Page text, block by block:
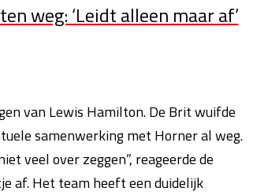
weg: ‘Leidt alleen maar af’
van Lewis Hamilton. De Brit wuifde
samenwerking met Horner al weg.
veel over zeggen”, reageerde de
af. Het team heeft een duidelijk